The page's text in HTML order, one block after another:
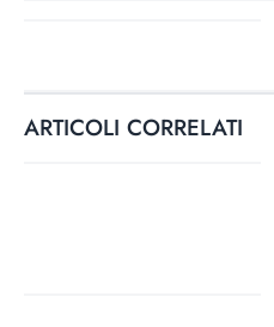
ARTICOLI CORRELATI